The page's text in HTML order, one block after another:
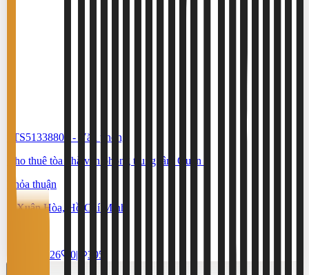
#TS51338806 -
Văn phòng
Cho thuê tòa nhà văn phòng trung tâm Quận 3
Thỏa thuận
Xuân Hòa, Hồ Chí Minh
17/7/2026
0| 395